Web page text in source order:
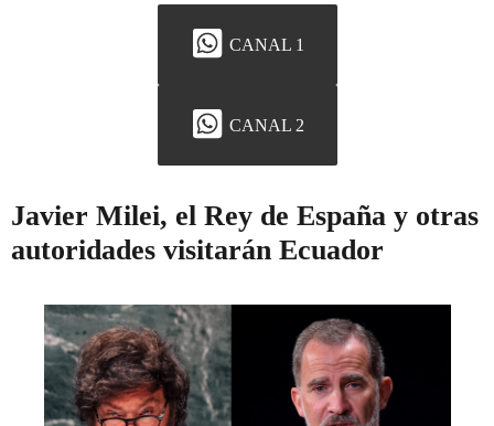
CANAL 1
CANAL 2
Javier Milei, el Rey de España y otras
autoridades visitarán Ecuador